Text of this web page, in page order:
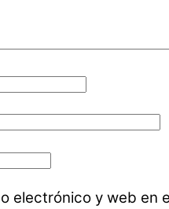
electrónico y web en